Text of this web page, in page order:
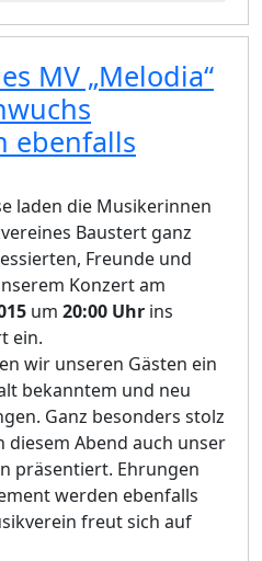
MV „Melodia“
ebenfalls
laden die Musikerinnen
Baustert ganz
Freunde und
Konzert am
um 20:00 Uhr ins
ein.
wir unseren Gästen ein
bekanntem und neu
Ganz besonders stolz
diesem Abend auch unser
präsentiert. Ehrungen
werden ebenfalls
freut sich auf